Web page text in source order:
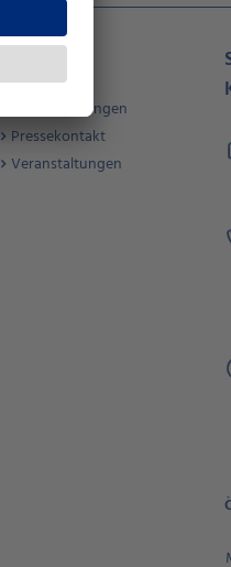
Einkauf &
Ausschreibungen
Pressekontakt
Veranstaltungen